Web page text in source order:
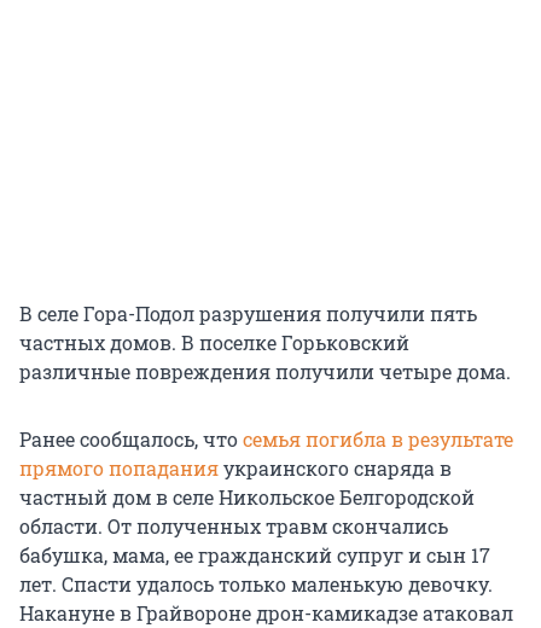
В селе Гора-Подол разрушения получили пять
частных домов. В поселке Горьковский
различные повреждения получили четыре дома.
Ранее сообщалось, чтосемья погибла в результате
прямого попаданияукраинского снаряда в
частный дом в селе Никольское Белгородской
области. От полученных травм скончались
бабушка, мама, ее гражданский супруг и сын 17
лет. Спасти удалось только маленькую девочку.
Накануне в Грайвороне дрон-камикадзе атаковал